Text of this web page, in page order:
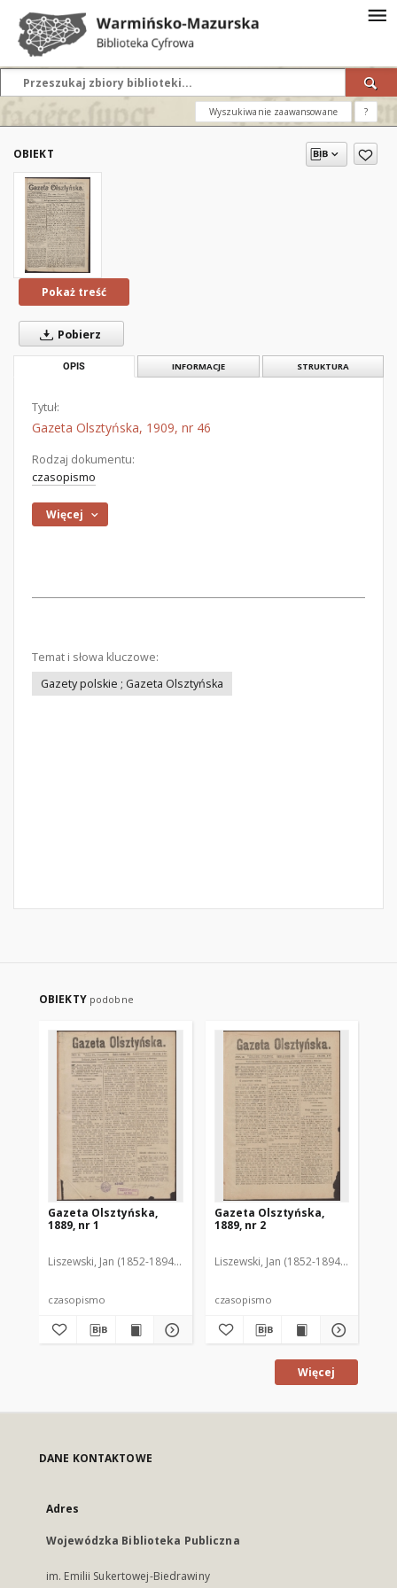
Wyszukiwanie zaawansowane ?
OBIEKT
Pokaż treść
Pobierz
OPIS INFORMACJE STRUKTURA
Tytuł:
Gazeta Olsztyńska, 1909, nr 46
Rodzaj dokumentu:
czasopismo
Więcej
Temat i słowa kluczowe:
Gazety polskie ; Gazeta Olsztyńska
OBIEKTY podobne
Gazeta Olsztyńska,
1889, nr 1
Liszewski, Jan (1852-1894). Red.
czasopismo
Gazeta Olsztyńska,
1889, nr 2
Liszewski, Jan (1852-1894). Red.
czasopismo
Więcej
DANE KONTAKTOWE
Adres
Wojewódzka Biblioteka Publiczna
im. Emilii Sukertowej-Biedrawiny